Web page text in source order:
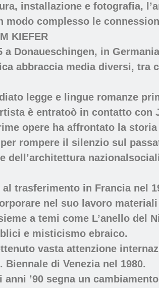
installazione e fotografia,
modo complesso le
KIEFER
a Donaueschingen, in
abbraccia media diversi,
legge e lingue romanze
è entratoò in contatto con
opere ha affrontato la
rompere il silenzio sul
dell’architettura
al trasferimento in Francia nel
nel suo lavoro
a temi come L’anello del
e misticismo ebraico.
vasta attenzione
Biennale di Venezia nel 1980.
anni ’90 segna un